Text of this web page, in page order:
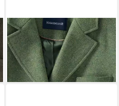
HIGHMOORJackenblazer
Tweed-Blazer
269,99 €
329,99 €
-18%